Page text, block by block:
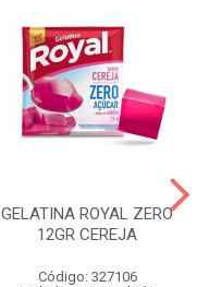
GELATINA ROYAL ZERO
12GR CEREJA
Código: 327106